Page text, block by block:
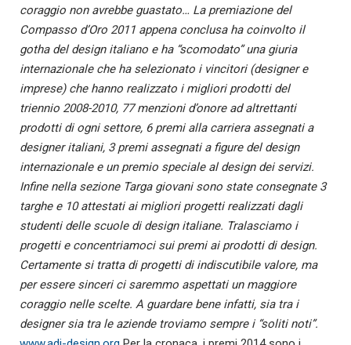
coraggio non avrebbe guastato… La premiazione del
Compasso d’Oro 2011 appena conclusa ha coinvolto il
gotha del design italiano e ha “scomodato” una giuria
internazionale che ha selezionato i vincitori (designer e
imprese) che hanno realizzato i migliori prodotti del
triennio 2008-2010, 77 menzioni d’onore ad altrettanti
prodotti di ogni settore, 6 premi alla carriera assegnati a
designer italiani, 3 premi assegnati a figure del design
internazionale e un premio speciale al design dei servizi.
Infine nella sezione Targa giovani sono state consegnate 3
targhe e 10 attestati ai migliori progetti realizzati dagli
studenti delle scuole di design italiane. Tralasciamo i
progetti e concentriamoci sui premi ai prodotti di design.
Certamente si tratta di progetti di indiscutibile valore, ma
per essere sinceri ci saremmo aspettati un maggiore
coraggio nelle scelte. A guardare bene infatti, sia tra i
designer sia tra le aziende troviamo sempre i “soliti noti”.